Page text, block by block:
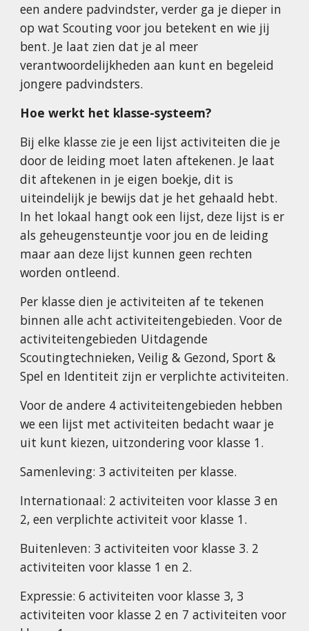
een andere padvindster, verder ga je dieper in
op wat Scouting voor jou betekent en wie jij
bent. Je laat zien dat je al meer
verantwoordelijkheden aan kunt en begeleid
jongere padvindsters.
Hoe werkt het klasse-systeem?
Bij elke klasse zie je een lijst activiteiten die je
door de leiding moet laten aftekenen. Je laat
dit aftekenen in je eigen boekje, dit is
uiteindelijk je bewijs dat je het gehaald hebt.
In het lokaal hangt ook een lijst, deze lijst is er
als geheugensteuntje voor jou en de leiding
maar aan deze lijst kunnen geen rechten
worden ontleend.
Per klasse dien je activiteiten af te tekenen
binnen alle acht activiteitengebieden. Voor de
activiteitengebieden Uitdagende
Scoutingtechnieken, Veilig & Gezond, Sport &
Spel en Identiteit zijn er verplichte activiteiten.
Voor de andere 4 activiteitengebieden hebben
we een lijst met activiteiten bedacht waar je
uit kunt kiezen, uitzondering voor klasse 1.
Samenleving: 3 activiteiten per klasse.
Internationaal: 2 activiteiten voor klasse 3 en
2, een verplichte activiteit voor klasse 1.
Buitenleven: 3 activiteiten voor klasse 3. 2
activiteiten voor klasse 1 en 2.
Expressie: 6 activiteiten voor klasse 3, 3
activiteiten voor klasse 2 en 7 activiteiten voor